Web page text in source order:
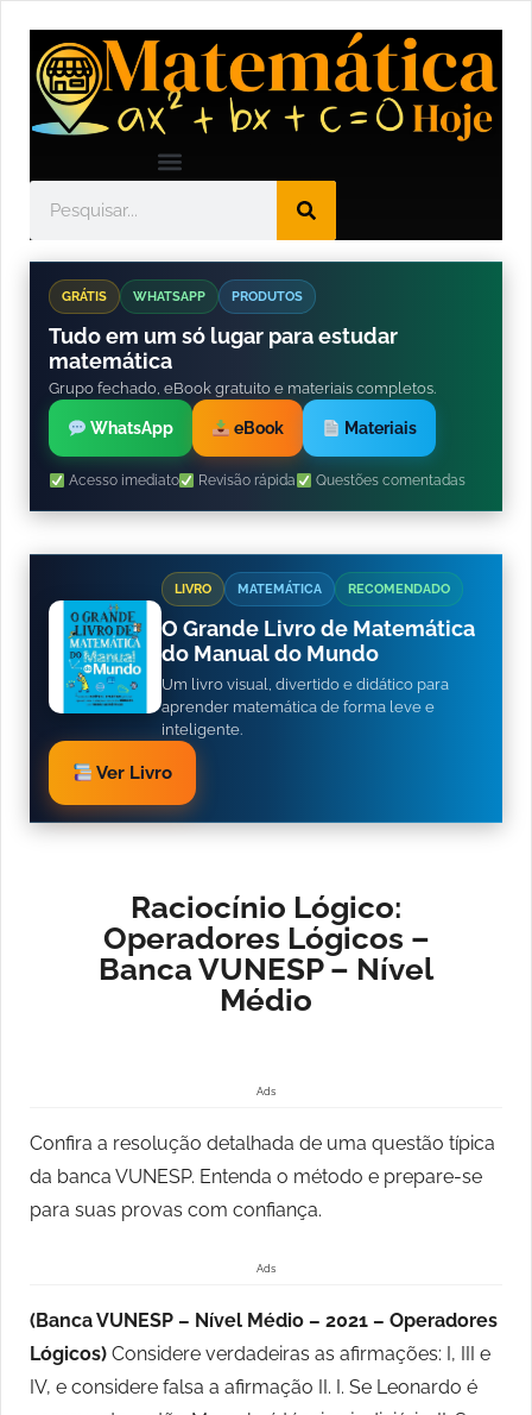
GRÁTIS WHATSAPP PRODUTOS
Tudo em um só lugar para estudar
matemática
Grupo fechado, eBook gratuito e materiais completos.
WhatsApp eBook Materiais
Acesso imediato Revisão rápida Questões comentadas
LIVRO MATEMÁTICA RECOMENDADO
O Grande Livro de Matemática
do Manual do Mundo
Um livro visual, divertido e didático para
aprender matemática de forma leve e
inteligente.
Ver Livro
Raciocínio Lógico:
Operadores Lógicos –
Banca VUNESP – Nível
Médio
Ads
Confira a resolução detalhada de uma questão típica
da banca VUNESP. Entenda o método e prepare-se
para suas provas com confiança.
Ads
(Banca VUNESP – Nível Médio – 2021 – Operadores
Lógicos) Considere verdadeiras as afirmações: I, III e
IV, e considere falsa a afirmação II. I. Se Leonardo é